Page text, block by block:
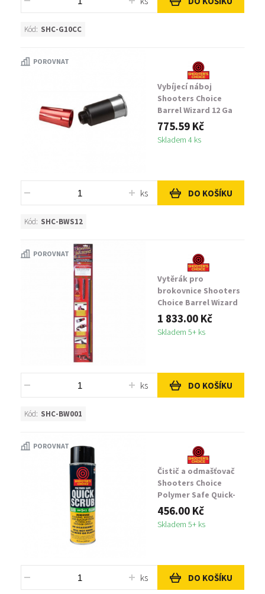
Kód: SHC-G10CC
POROVNAT
Vybíjecí náboj
Shooters Choice
Barrel Wizard 12 Ga
775.59 Kč
Skladem 4 ks
ks DO KOŠÍKU
Kód: SHC-BWS12
POROVNAT
Vytěrák pro
brokovnice Shooters
Choice Barrel Wizard
Store
1 833.00 Kč
Skladem 5+ ks
ks DO KOŠÍKU
Kód: SHC-BW001
POROVNAT
Čistič a odmašťovač
Shooters Choice
Polymer Safe Quick-
Scrub
456.00 Kč
Skladem 5+ ks
ks DO KOŠÍKU